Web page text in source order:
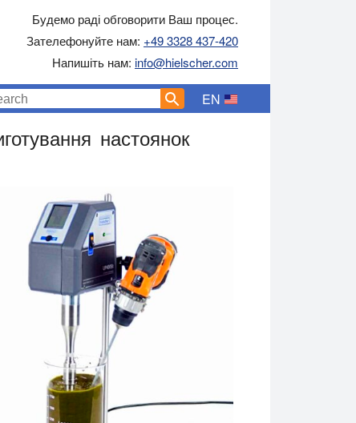
Будемо раді обговорити Ваш процес.
Зателефонуйте нам: +49 3328 437-420
Напишіть нам: info@hielscher.com
EN
настоянок